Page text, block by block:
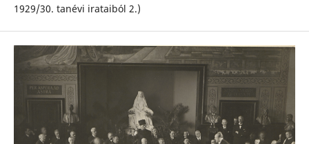
1929/30. tanévi irataiból 2.)